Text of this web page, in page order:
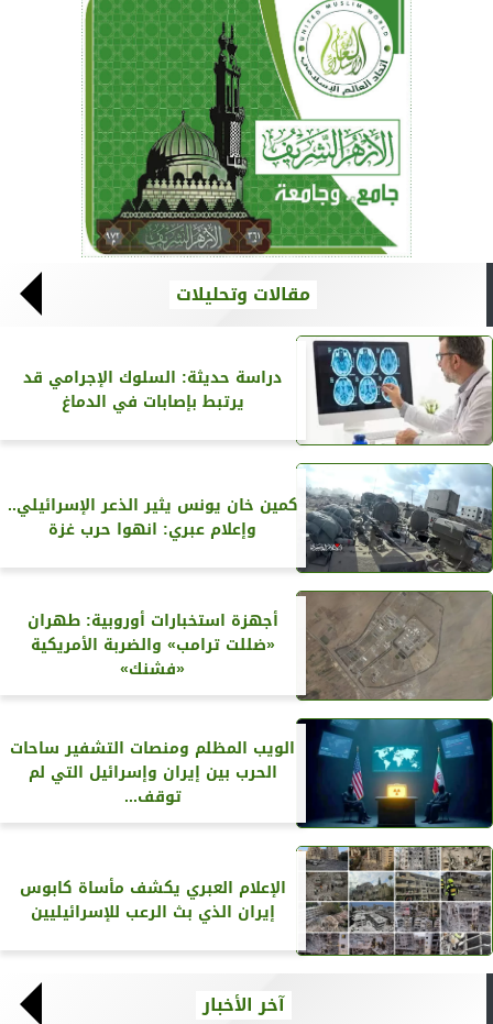
مقالات وتحليلات
دراسة حديثة: السلوك الإجرامي قد
يرتبط بإصابات في الدماغ
كمين خان يونس يثير الذعر الإسرائيلي..
وإعلام عبري: انهوا حرب غزة
أجهزة استخبارات أوروبية: طهران
«ضللت ترامب» والضربة الأمريكية
«فشنك»
الويب المظلم ومنصات التشفير ساحات
الحرب بين إيران وإسرائيل التي لم
توقف...
الإعلام العبري يكشف مأساة كابوس
إيران الذي بث الرعب للإسرائيليين
آخر الأخبار